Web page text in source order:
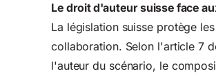
Le droit d'auteur suisse face
La législation suisse protège
collaboration. Selon l'article 7
l'auteur du scénario, le